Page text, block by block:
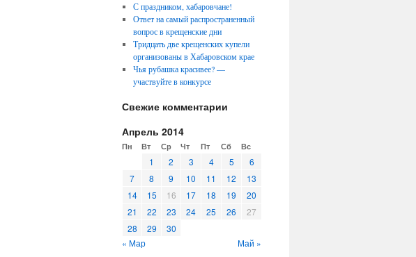
С праздником, хабаровчане!
Ответ на самый распространенный
вопрос в крещенские дни
Тридцать две крещенских купели
организованы в Хабаровском крае
Чья рубашка красивее? —
участвуйте в конкурсе
Свежие комментарии
Апрель 2014
Пн Вт Ср Чт Пт Сб Вс
1 2 3 4 5
6
7
8 9 10 11 12
13
14
15 16 17 18 19
20
21
22 23 24 25 26
27
28
29
30
« Мар
Май »